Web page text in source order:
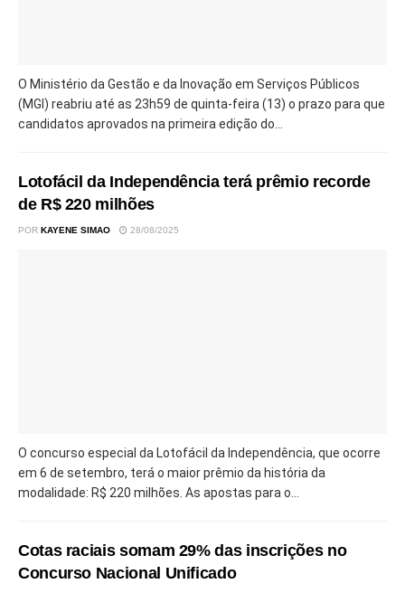
O Ministério da Gestão e da Inovação em Serviços Públicos
(MGI) reabriu até as 23h59 de quinta-feira (13) o prazo para que
candidatos aprovados na primeira edição do...
Lotofácil da Independência terá prêmio recorde
de R$ 220 milhões
POR KAYENE SIMAO 28/08/2025
O concurso especial da Lotofácil da Independência, que ocorre
em 6 de setembro, terá o maior prêmio da história da
modalidade: R$ 220 milhões. As apostas para o...
Cotas raciais somam 29% das inscrições no
Concurso Nacional Unificado